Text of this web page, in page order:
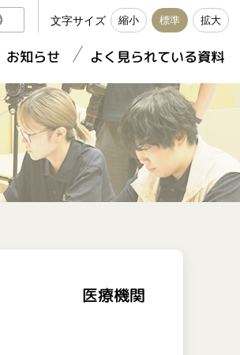
文
文
文字サイズ 縮小 標準 拡大
お知らせ よく見られている資料
医療機関